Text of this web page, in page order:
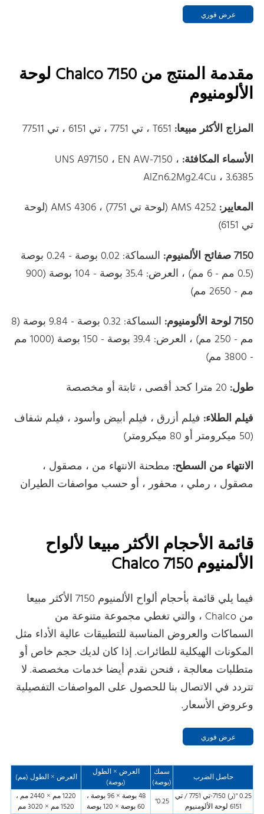
عرض فوري
مقدمة المنتج من Chalco 7150 لوحة
الألومنيوم
المزاج الأكثر مبيعا:
الأسماء المكافئة: UNS A97150 ، EN AW-7150 ،
AlZn6.2Mg2.4Cu ، 3.6385
المعايير:
AMS 4252 (لوحة تي 7751) ، AMS 4306 (لوحة
تي 6151)
7150 صفائح الألمنيوم:
السماكة: 0.02 بوصة - 0.24 بوصة
(0.5 مم - 6 مم) ، العرض: 35.4 بوصة - 104 بوصة (900
مم - 2650 مم)
7150 لوحة الألومنيوم:
السماكة: 0.32 بوصة - 9.84 بوصة (8
مم - 250 مم) ، العرض: 39.4 بوصة - 150 بوصة (1000 مم
- 3800 مم)
طول:
فيلم الطلاء: فيلم أزرق ، فيلم أبيض وأسود ، فيلم شفاف
(50 ميكرومتر أو 80 ميكرومتر)
الانتهاء من السطح: مطحنة الانتهاء من ، مصقول ،
مصقول ، رملي ، محفور ، أو حسب مواصفات الطيران
قائمة الأحجام الأكثر مبيعا لألواح
الألمنيوم Chalco 7150
فيما يلي قائمة بأحجام ألواح الألمنيوم 7150 الأكثر مبيعا
من Chalco ، والتي تغطي مجموعة متنوعة من
السماكات والعروض المناسبة للتطبيقات عالية الأداء مثل
المكونات الهيكلية للطائرات. إذا كان لديك حجم خاص أو
متطلبات معالجة ، فنحن نقدم أيضا خدمات مخصصة. لا
تتردد في الاتصال بنا للحصول على المواصفات التفصيلية
وعروض الأسعار.
عرض فوري
حاصل الضرب
سمك
(بوصة)
العرض × الطول
(بوصة)
العرض × الطول (مم)
0.25 "(ر) 7150-تي 7751 / تي
6151 لوحة الألومنيوم
0.25"
48 بوصة × 96 بوصة ،
60 بوصة × 120 بوصة
1220 مم × 2440 مم ،
1520 مم × 3020 مم